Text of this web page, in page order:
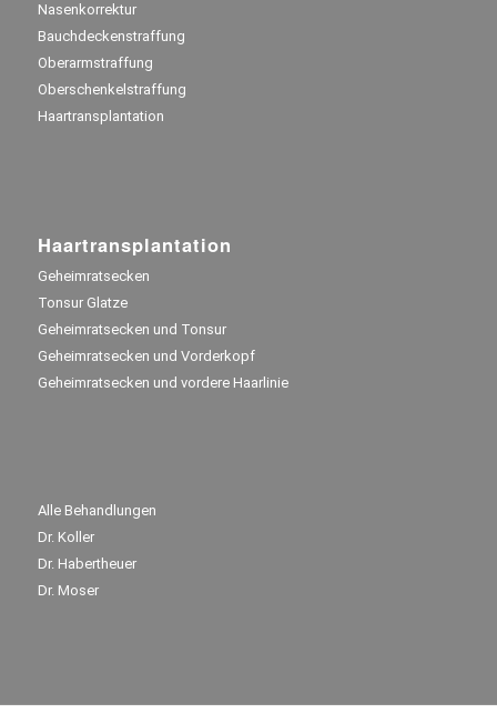
Nasenkorrektur
Bauchdeckenstraffung
Oberarmstraffung
Oberschenkelstraffung
Haartransplantation
Haartransplantation
Geheimratsecken
Tonsur Glatze
Geheimratsecken und Tonsur
Geheimratsecken und Vorderkopf
Geheimratsecken und vordere Haarlinie
Alle Behandlungen
Dr. Koller
Dr. Habertheuer
Dr. Moser